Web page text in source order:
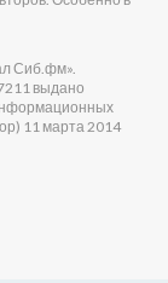
Сиб.фм».
выдано
11 марта 2014